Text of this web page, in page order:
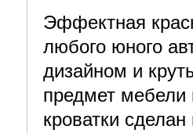
Эффектная
любого юного
дизайном и
предмет мебели
кроватки